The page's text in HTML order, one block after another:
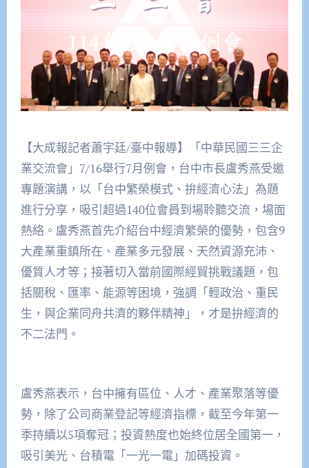
【大成報記者蕭宇廷/臺中報導】「中華民國三三企
業交流會」7/16舉行7月例會，台中市長盧秀燕受邀
專題演講，以「台中繁榮模式、拚經濟心法」為題
進行分享，吸引超過140位會員到場聆聽交流，場面
熱絡。盧秀燕首先介紹台中經濟繁榮的優勢，包含9
大產業重鎮所在、產業多元發展、天然資源充沛、
優質人才等；接著切入當前國際經貿挑戰議題，包
括關稅、匯率、能源等困境，強調「輕政治、重民
生，與企業同舟共濟的夥伴精神」，才是拚經濟的
不二法門。
盧秀燕表示，台中擁有區位、人才、產業聚落等優
勢，除了公司商業登記等經濟指標，截至今年第一
季持續以5項奪冠；投資熱度也始終位居全國第一，
吸引美光、台積電「一光一電」加碼投資。